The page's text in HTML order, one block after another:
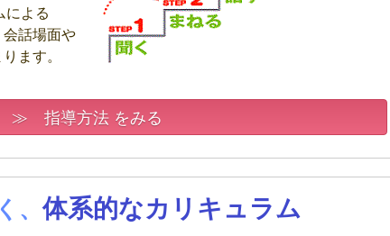
による
話場面や
ます。
≫ 指導方法 をみる
、体系的なカリキュラム